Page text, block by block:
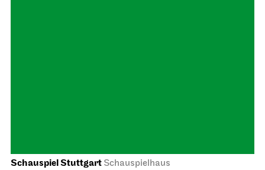
Schauspiel Stuttgart Schauspielhaus